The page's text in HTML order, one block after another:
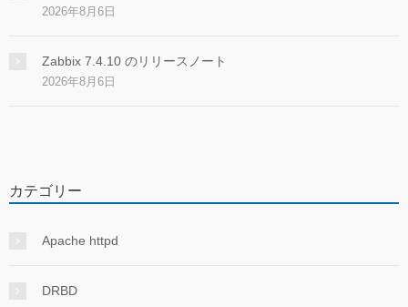
2026年8月6日
Zabbix 7.4.10 のリリースノート
2026年8月6日
カテゴリー
Apache httpd
DRBD